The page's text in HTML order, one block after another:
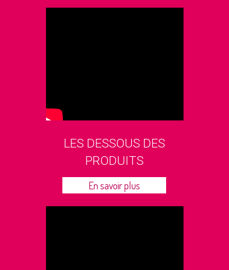
LES DESSOUS DES
PRODUITS
En savoir plus